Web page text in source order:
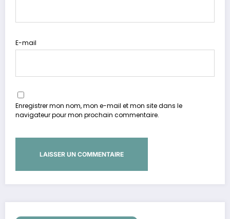
E-mail
Enregistrer mon nom, mon e-mail et mon site dans le
navigateur pour mon prochain commentaire.